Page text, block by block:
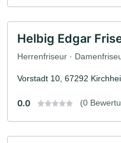
Helbig Edgar
Herrenfriseur ·
Vorstadt 10, 67292
0.0 (0